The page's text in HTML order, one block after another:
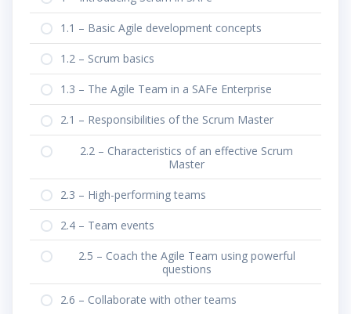
1.1 – Basic Agile development concepts
1.2 – Scrum basics
1.3 – The Agile Team in a SAFe Enterprise
2.1 – Responsibilities of the Scrum Master
2.2 – Characteristics of an effective Scrum
Master
2.3 – High-performing teams
2.4 – Team events
2.5 – Coach the Agile Team using powerful
questions
2.6 – Collaborate with other teams